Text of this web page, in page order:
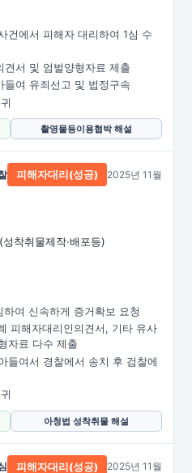
건에서 피해자 대리하여 1심 수
견서 및 엄벌양형자료 제출
여 유죄선고 및 법정구속
촬영물등이용협박 해설
착취물제작·배포등)
피해자대리(성공) 2025년 11월
여 신속하게 증거확보 요청
피해자대리인의견서, 기타 유사
자료 다수 제출
들여서 경찰에서 송치 후 검찰에
아청법 성착취물 해설
피해자대리(성공) 2025년 11월